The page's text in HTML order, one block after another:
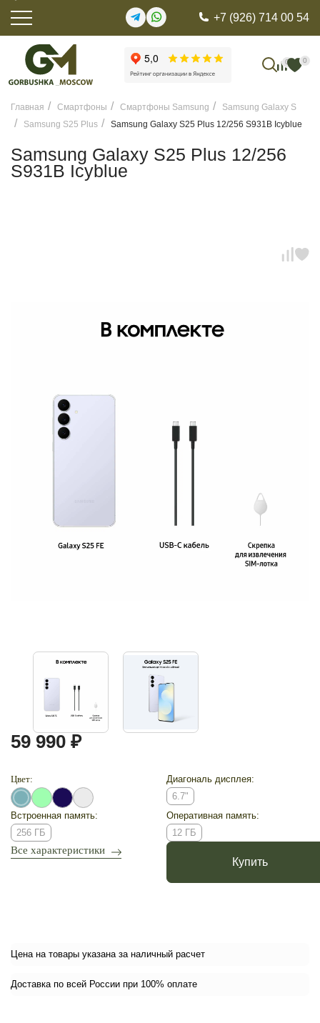
+7 (926) 714 00 54
0 0
Главная Смартфоны Смартфоны Samsung
Samsung Galaxy S
Samsung S25 Plus
Samsung Galaxy S25 Plus 12/256 S931B Icyblue
Samsung Galaxy S25 Plus 12/256
S931B Icyblue
59 990 ₽
Цвет:
Диагональ дисплея:
6.7"
Встроенная память:
256 ГБ
Оперативная память:
12 ГБ
Все характеристики
Купить
Цена на товары указана за наличный расчет
Доставка по всей России при 100% оплате